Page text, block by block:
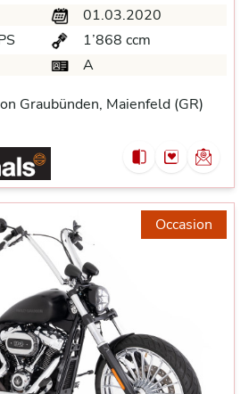
01.03.2020
1’868 ccm
A
Graubünden, Maienfeld (GR)
Occasion